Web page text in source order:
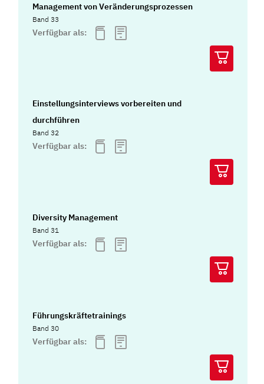
Management von Veränderungsprozessen
Band 33
Verfügbar als:
Einstellungsinterviews vorbereiten und
durchführen
Band 32
Verfügbar als:
Diversity Management
Band 31
Verfügbar als:
Führungskräftetrainings
Band 30
Verfügbar als: